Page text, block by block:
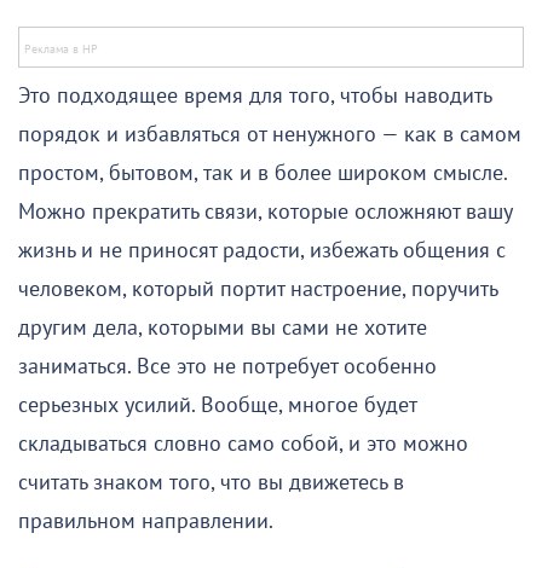
Это подходящее время для того, чтобы наводить
порядок и избавляться от ненужного — как в самом
простом, бытовом, так и в более широком смысле.
Можно прекратить связи, которые осложняют вашу
жизнь и не приносят радости, избежать общения с
человеком, который портит настроение, поручить
другим дела, которыми вы сами не хотите
заниматься. Все это не потребует особенно
серьезных усилий. Вообще, многое будет
складываться словно само собой, и это можно
считать знаком того, что вы движетесь в
правильном направлении.